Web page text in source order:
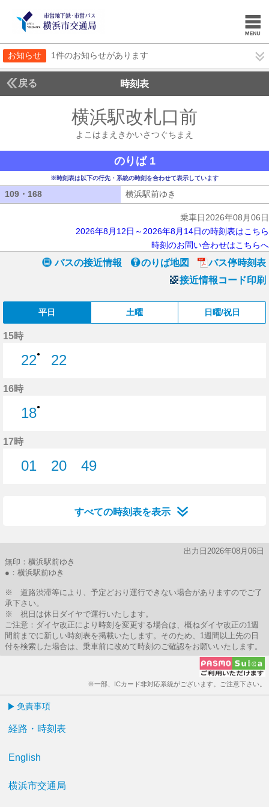
お知らせ 1件のお知らせがあります
戻る 時刻表
横浜駅改札口前
よこはまえきかいさつぐちまえ
のりば 1
※時刻表は以下の行先・系統の時刻を合わせて表示しています
109・168 横浜駅前ゆき
乗車日2026年08月06日
2026年8月12日～2026年8月14日の時刻表はこちら
時刻のお問い合わせはこちらへ
バスの接近情報 のりば地図
バス停時刻表
接近情報コード印刷
平日 土曜 日曜/祝日
15時
22●
22
16時
18●
17時
01
20
49
すべての時刻表を表示
出力日2026年08月06日
無印：横浜駅前ゆき
●：横浜駅前ゆき
※ 道路渋滞等により、予定どおり運行できない場合がありますのでご了
承下さい。
※ 祝日は休日ダイヤで運行いたします。
ご注意：ダイヤ改正により時刻を変更する場合は、概ねダイヤ改正の1週
間前までに新しい時刻表を掲載いたします。そのため、1週間以上先の日
付を検索した場合は、乗車前に改めて時刻のご確認をお願いいたします。
※一部、ICカード非対応系統がございます。ご注意下さい。
免責事項
経路・時刻表
English
横浜市交通局